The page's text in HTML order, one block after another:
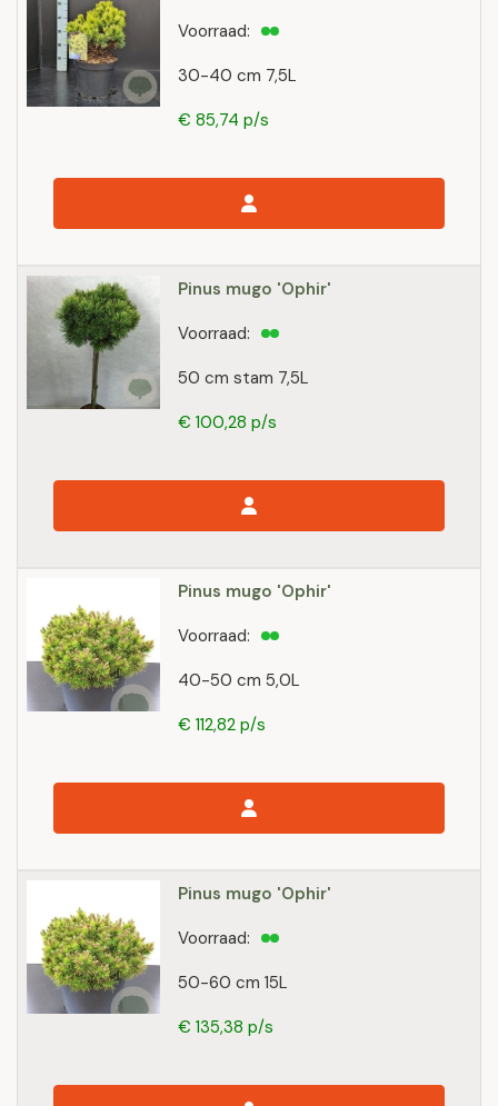
30-40 cm 7,5L
Voorraad:
€ 85,74 p/s
Pinus mugo 'Ophir'
50 cm stam 7,5L
Voorraad:
€ 100,28 p/s
Pinus mugo 'Ophir'
40-50 cm 5,0L
Voorraad:
€ 112,82 p/s
Pinus mugo 'Ophir'
50-60 cm 15L
Voorraad:
€ 135,38 p/s